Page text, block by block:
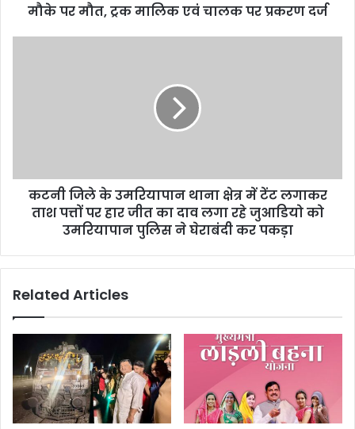
s
मौके पर मौत, ट्रक मालिक एवं चालक पर प्रकरण दर्ज
कटनी जिले के उमरियापान थाना क्षेत्र में टेंट लगाकर
ताश पत्तों पर हार जीत का दाव लगा रहे जुआडियो को
उमरियापान पुलिस ने घेराबंदी कर पकड़ा
Related Articles